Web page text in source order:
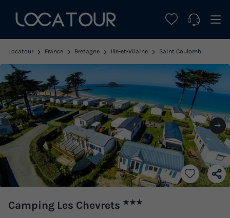
Locatour France Bretagne Ille-et-Vilaine Saint Coulomb
Camping Les Chevrets ★★★